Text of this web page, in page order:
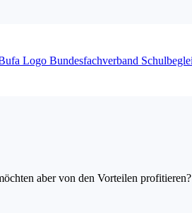
aber von den Vorteilen profitieren?